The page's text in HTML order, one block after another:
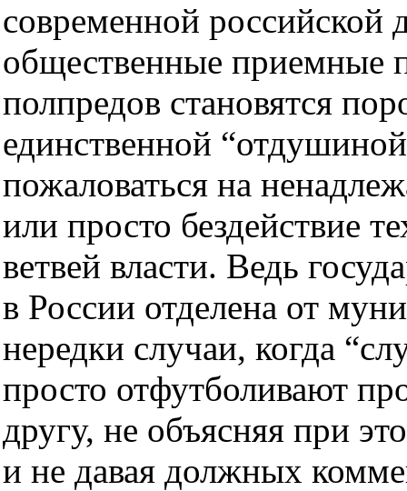
современной российской
общественные приемные
полпредов становятся
единственной
пожаловаться на
или просто бездействие
ветвей власти. Ведь
в России отделена от
нередки случаи, когда
просто отфутболивают
другу, не объясняя при
и не давая должных